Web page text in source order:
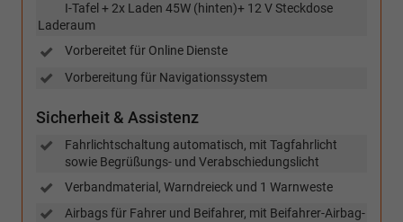
I-Tafel + 2x Laden 45W (hinten)+ 12 V Steckdose
Laderaum
Vorbereitet für Online Dienste
Vorbereitung für Navigationssystem
Sicherheit & Assistenz
Fahrlichtschaltung automatisch, mit Tagfahrlicht
sowie Begrüßungs- und Verabschiedungslicht
Verbandmaterial, Warndreieck und 1 Warnweste
Airbags für Fahrer und Beifahrer, mit Beifahrer-Airbag-